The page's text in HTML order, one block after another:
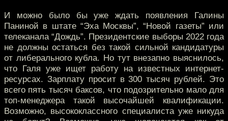
И можно было бы уже ждать появления Галины
Паниной в штате “Эха Москвы”, “Новой газеты” или
телеканала “Дождь”. Президентские выборы 2022 года
не должны остаться без такой сильной кандидатуры
от либерального кубла. Но тут внезапно выяснилось,
что Галя уже ищет работу на известных интернет-
ресурсах. Зарплату просит в 300 тысяч рублей. Это
всего пять тысяч баксов, что подозрительно мало для
топ-менеджера такой высочайшей квалификации.
Возможно, высококлассного специалиста уже никуда